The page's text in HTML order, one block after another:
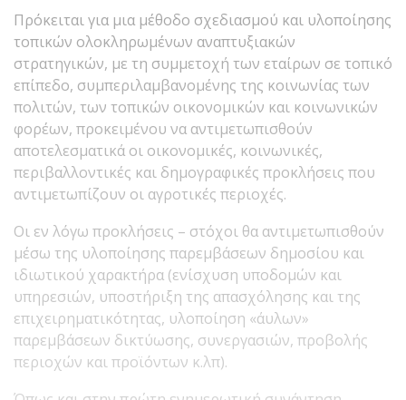
Πρόκειται για μια μέθοδο σχεδιασμού και υλοποίησης
τοπικών ολοκληρωμένων αναπτυξιακών
στρατηγικών, με τη συμμετοχή των εταίρων σε τοπικό
επίπεδο, συμπεριλαμβανομένης της κοινωνίας των
πολιτών, των τοπικών οικονομικών και κοινωνικών
φορέων, προκειμένου να αντιμετωπισθούν
αποτελεσματικά οι οικονομικές, κοινωνικές,
περιβαλλοντικές και δημογραφικές προκλήσεις που
αντιμετωπίζουν οι αγροτικές περιοχές.
Οι εν λόγω προκλήσεις – στόχοι θα αντιμετωπισθούν
μέσω της υλοποίησης παρεμβάσεων δημοσίου και
ιδιωτικού χαρακτήρα (ενίσχυση υποδομών και
υπηρεσιών, υποστήριξη της απασχόλησης και της
επιχειρηματικότητας, υλοποίηση «άυλων»
παρεμβάσεων δικτύωσης, συνεργασιών, προβολής
περιοχών και προϊόντων κ.λπ).